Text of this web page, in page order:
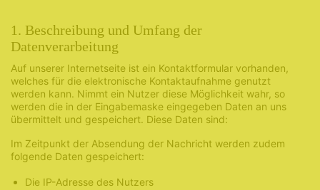
1. Beschreibung und Umfang der
Datenverarbeitung
Auf unserer Internetseite ist ein Kontaktformular vorhanden,
welches für die elektronische Kontaktaufnahme genutzt
werden kann. Nimmt ein Nutzer diese Möglichkeit wahr, so
werden die in der Eingabemaske eingegeben Daten an uns
übermittelt und gespeichert. Diese Daten sind:
Im Zeitpunkt der Absendung der Nachricht werden zudem
folgende Daten gespeichert:
Die IP-Adresse des Nutzers